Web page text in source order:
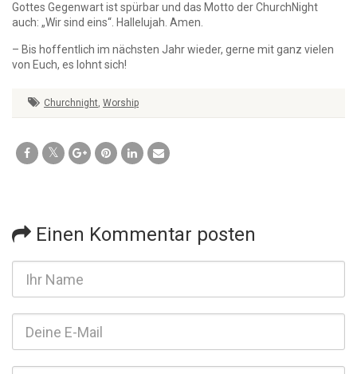
Gottes Gegenwart ist spürbar und das Motto der ChurchNight
auch: „Wir sind eins“. Hallelujah. Amen.
– Bis hoffentlich im nächsten Jahr wieder, gerne mit ganz vielen
von Euch, es lohnt sich!
Churchnight, Worship
Einen Kommentar posten